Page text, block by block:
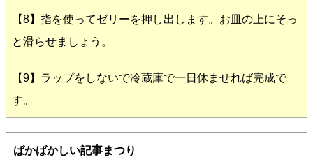
【8】指を使ってゼリーを押し出します。お皿の上にそっ
と滑らせましょう。
【9】ラップをしないで冷蔵庫で一日休ませれば完成で
す。
ばかばかしい記事まつり